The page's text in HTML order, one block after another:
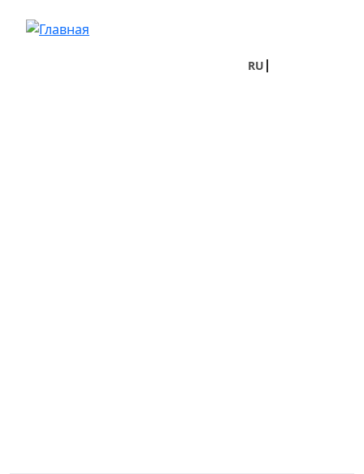
RU